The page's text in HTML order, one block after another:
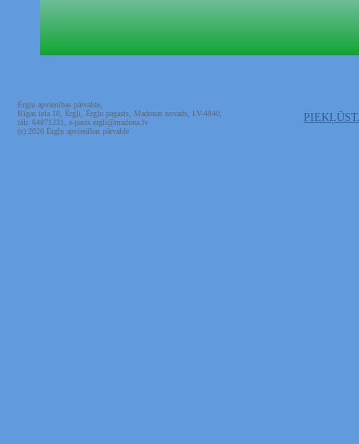
Ērgļu apvienības pārvalde,
Rīgas iela 10, Ērgļi, Ērgļu pagasts, Madonas novads, LV-4840,
tālr. 64871231, e-pasts ergli@madona.lv
(c) 2026 Ērgļu apvienības pārvalde